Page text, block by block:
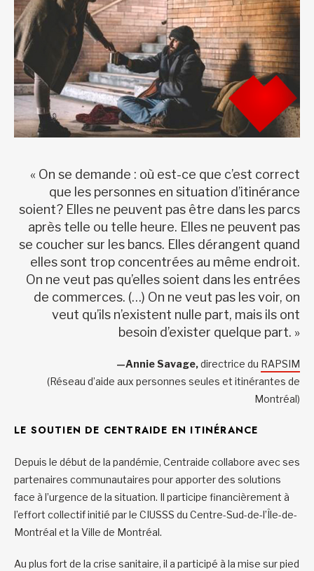
« On se demande : où est-ce que c’est correct
que les personnes en situation d’itinérance
soient? Elles ne peuvent pas être dans les parcs
après telle ou telle heure. Elles ne peuvent pas
se coucher sur les bancs. Elles dérangent quand
elles sont trop concentrées au même endroit.
On ne veut pas qu’elles soient dans les entrées
de commerces. (…) On ne veut pas les voir, on
veut qu’ils n’existent nulle part, mais ils ont
besoin d’exister quelque part. »
—Annie Savage,directrice du RAPSIM
(Réseau d’aide aux personnes seules et itinérantes de
Montréal)
LE SOUTIEN DE CENTRAIDE EN ITINÉRANCE
Depuis le début de la pandémie, Centraide collabore avec ses
partenaires communautaires pour apporter des solutions
face à l’urgence de la situation. Il participe financièrement à
l’effort collectif initié par le CIUSSS du Centre-Sud-de-l’Île-de-
Montréal et la Ville de Montréal.
Au plus fort de la crise sanitaire, il a participé à la mise sur pied